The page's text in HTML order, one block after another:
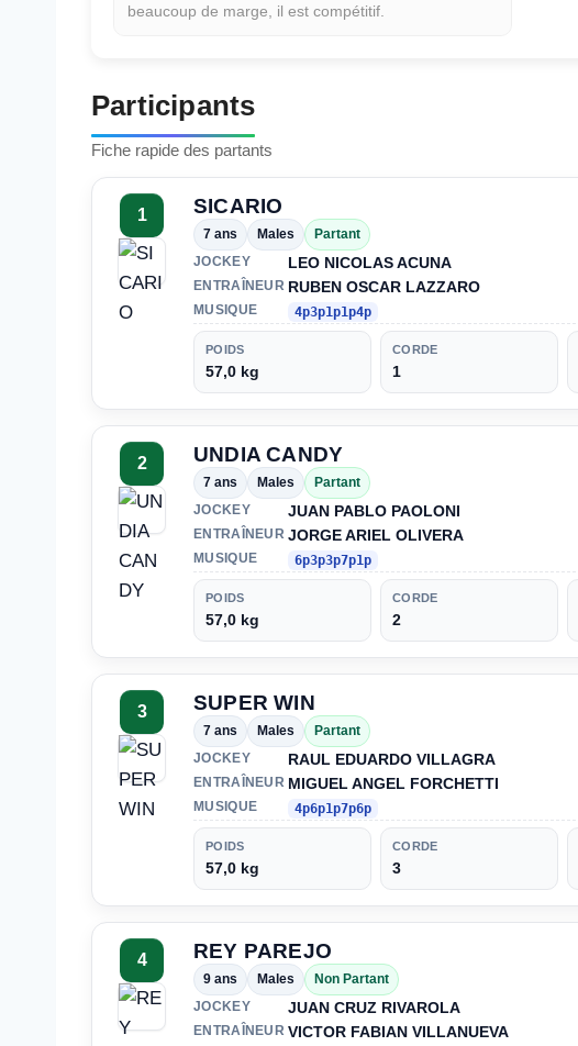
beaucoup de marge, il est compétitif.
Participants
Fiche rapide des partants
1 SICARIO
7 ans Males
Partant
JOCKEY
LEO NICOLAS ACUNA
ENTRAÎNEUR RUBEN OSCAR LAZZARO
MUSIQUE 4p3p1p1p4p
POIDS
57,0 kg
CORDE
1
2 UNDIA CANDY
7 ans Males
Partant
JOCKEY
JUAN PABLO PAOLONI
ENTRAÎNEUR JORGE ARIEL OLIVERA
MUSIQUE 6p3p3p7p1p
POIDS
57,0 kg
CORDE
2
3 SUPER WIN
7 ans Males
Partant
JOCKEY
RAUL EDUARDO VILLAGRA
ENTRAÎNEUR MIGUEL ANGEL FORCHETTI
MUSIQUE 4p6p1p7p6p
POIDS
57,0 kg
CORDE
3
4 REY PAREJO
9 ans Males
Non Partant
JOCKEY
JUAN CRUZ RIVAROLA
ENTRAÎNEUR VICTOR FABIAN VILLANUEVA